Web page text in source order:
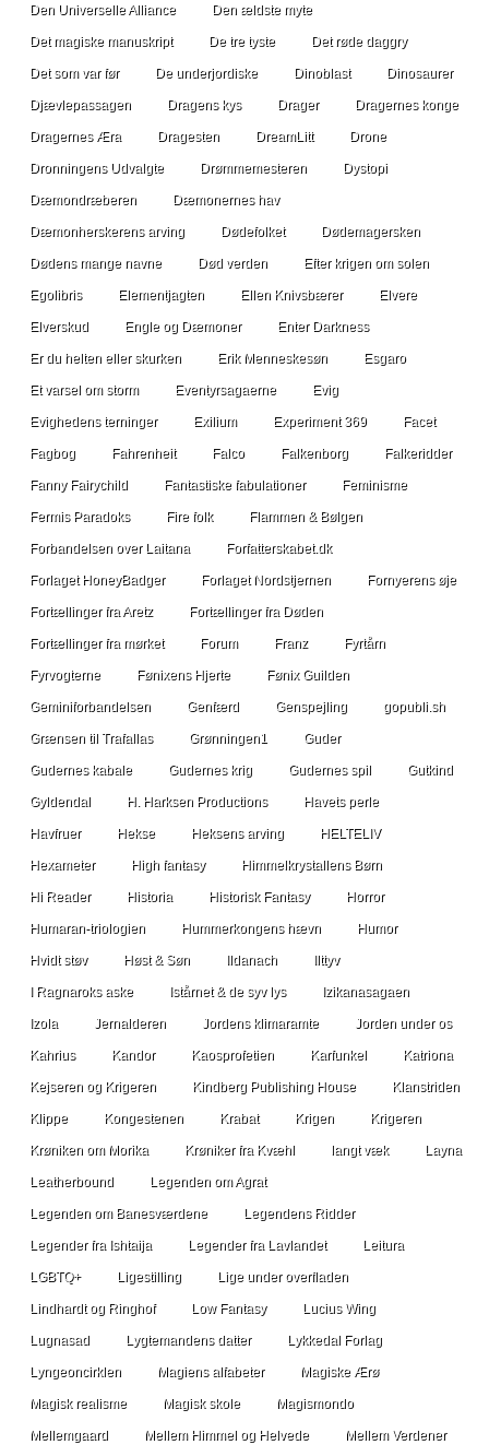
Den Universelle Alliance Den ældste myte
Det magiske manuskript De tre tyste Det røde daggry
Det som var før De underjordiske Dinoblast Dinosaurer
Djævlepassagen Dragens kys Drager Dragernes konge
Dragernes Æra Dragesten DreamLitt Drone
Dronningens Udvalgte Drømmemesteren Dystopi
Dæmondræberen Dæmonernes hav
Dæmonherskerens arving Dødefolket Dødemagersken
Dødens mange navne Død verden Efter krigen om solen
Egolibris Elementjagten Ellen Knivsbærer Elvere
Elverskud Engle og Dæmoner Enter Darkness
Er du helten eller skurken Erik Menneskesøn Esgaro
Et varsel om storm Eventyrsagaerne Evig
Evighedens terninger Exilium Experiment 369 Facet
Fagbog Fahrenheit Falco Falkenborg Falkeridder
Fanny Fairychild Fantastiske fabulationer Feminisme
Fermis Paradoks Fire folk Flammen & Bølgen
Forbandelsen over Laitana Forfatterskabet.dk
Forlaget HoneyBadger Forlaget Nordstjernen Fornyerens øje
Fortællinger fra Aretz Fortællinger fra Døden
Fortællinger fra mørket Forum Franz Fyrtårn
Fyrvogterne Fønixens Hjerte Fønix Guilden
Geminiforbandelsen Genfærd Genspejling gopubli.sh
Grænsen til Trafallas Grønningen1 Guder
Gudernes kabale Gudernes krig Gudernes spil Gutkind
Gyldendal H. Harksen Productions Havets perle
Havfruer Hekse Heksens arving HELTELIV
Hexameter High fantasy Himmelkrystallens Børn
Hi Reader Historia Historisk Fantasy Horror
Humaran-triologien Hummerkongens hævn Humor
Hvidt støv Høst & Søn Ildanach Ilttyv
I Ragnaroks aske Istårnet & de syv lys Izikanasagaen
Izola Jernalderen Jordens klimaramte Jorden under os
Kahrius Kandor Kaosprofetien Karfunkel Katriona
Kejseren og Krigeren Kindberg Publishing House Klanstriden
Klippe Kongestenen Krabat Krigen Krigeren
Krøniken om Morika Krøniker fra Kvæhl langt væk Layna
Leatherbound Legenden om Agrat
Legenden om Banesværdene Legendens Ridder
Legender fra Ishtaija Legender fra Lavlandet Leitura
LGBTQ+ Ligestilling Lige under overfladen
Lindhardt og Ringhof Low Fantasy Lucius Wing
Lugnasad Lygtemandens datter Lykkedal Forlag
Lyngeoncirklen Magiens alfabeter Magiske Ærø
Magisk realisme Magisk skole Magismondo
Mellemgaard Mellem Himmel og Helvede Mellem Verdener